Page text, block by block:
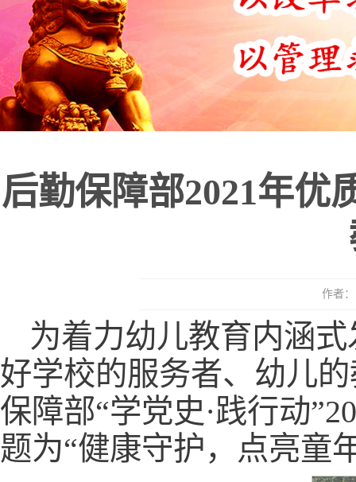
后勤保障部2021年
作者
为着力幼儿教育内涵
好学校的服务者、幼儿
保障部“学党史·践行动
题为“健康守护，点亮童